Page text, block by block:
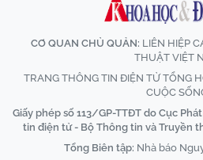
CƠ QUAN CHỦ QUẢN: LIÊN HIỆP
THUẬT VIỆT
TRANG THÔNG TIN ĐIỆN TỬ TỔNG
CUỘC
Giấy phép số 113/GP-TTĐT do Cục
tin điện tử - Bộ Thông tin và Truyền
Tổng Biên tập: Nhà báo